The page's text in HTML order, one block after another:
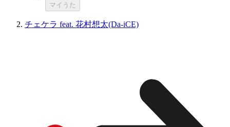
マイうた
チェケラ feat. 花村想太(Da-iCE)